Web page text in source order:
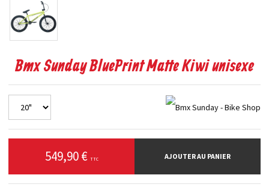
Bmx Sunday BluePrint Matte Kiwi unisexe
549,90 € TTC AJOUTER AU PANIER